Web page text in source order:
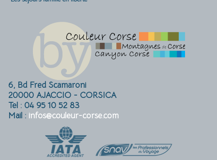
6, Bd Fred Scamaroni
20000 AJACCIO - CORSICA
Tel : 04 95 10 52 83
Mail : infos@couleur-corse.com